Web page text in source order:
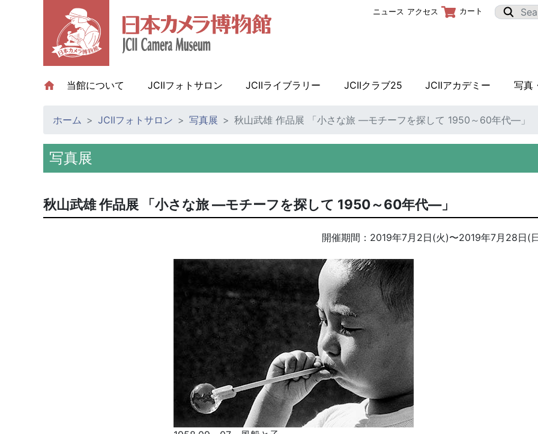
当館について (current)JCIIフォトサロン JCIIライブラリー JCIIクラブ25 JCIIアカデミー 写真
ニュース アクセス カート
ホーム JCIIフォトサロン 写真展 秋山武雄 作品展 「小さな旅 ―モチーフを探して 1950～60年代―」
写真展
秋山武雄 作品展 「小さな旅 ―モチーフを探して 1950～60年代―」
開催期間： 2019年7月2日(火)〜2019年7月28日(